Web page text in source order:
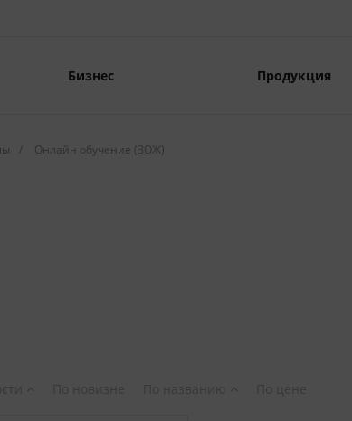
Бизнес Продукция
/ Онлайн обучение (ЗОЖ)